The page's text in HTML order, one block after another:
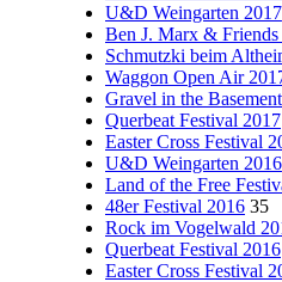
U&D Weingarten 2017
Ben J. Marx &
Schmutzki beim
Waggon Open Air
Gravel in the
Querbeat Festival 2017
Easter Cross Festival
U&D Weingarten 2016
Land of the Free
48er Festival 2016 35
Rock im Vogelwald
Querbeat Festival 2016
Easter Cross Festival